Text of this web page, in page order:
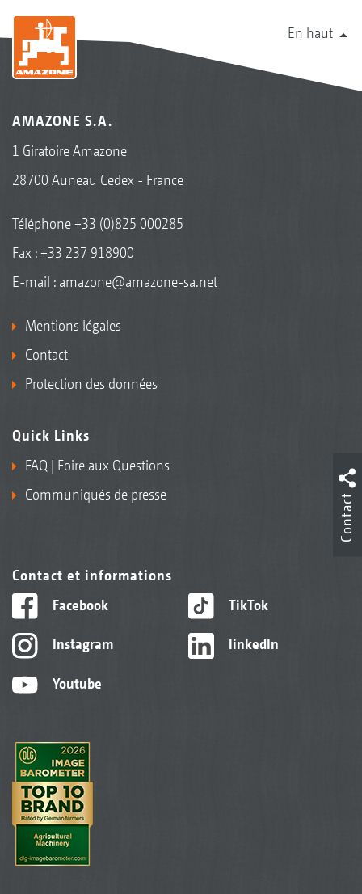
En haut
AMAZONE S.A.
1 Giratoire Amazone
28700 Auneau Cedex - France
Téléphone+33 (0)825 000285
Fax : +33 237 918900
E-mail : amazone@amazone-sa.net
Mentions légales
Contact
Protection des données
Quick Links
FAQ | Foire aux Questions
Communiqués de presse
Contact et informations
Facebook
Instagram
Youtube
TikTok
linkedIn
Contact